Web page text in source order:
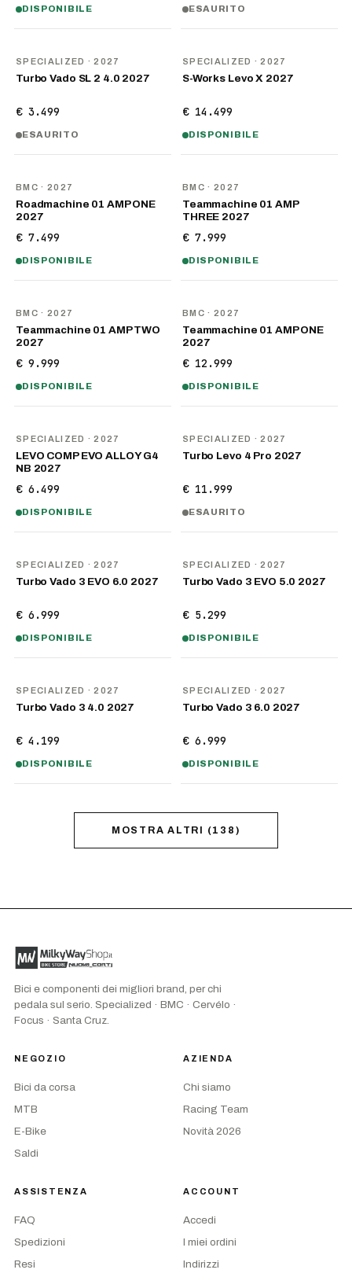
DISPONIBILE ESAURITO
SPECIALIZED · 2027
Turbo Vado SL 2 4.0 2027
€ 3.499
ESAURITO
SPECIALIZED · 2027
S-Works Levo X 2027
€ 14.499
DISPONIBILE
BMC · 2027
Roadmachine 01 AMP ONE
2027
€ 7.499
DISPONIBILE
BMC · 2027
Teammachine 01 AMP
THREE 2027
€ 7.999
DISPONIBILE
BMC · 2027
Teammachine 01 AMP TWO
2027
€ 9.999
DISPONIBILE
BMC · 2027
Teammachine 01 AMP ONE
2027
€ 12.999
DISPONIBILE
SPECIALIZED · 2027
LEVO COMP EVO ALLOY G4
NB 2027
€ 6.499
DISPONIBILE
SPECIALIZED · 2027
Turbo Levo 4 Pro 2027
€ 11.999
ESAURITO
SPECIALIZED · 2027
Turbo Vado 3 EVO 6.0 2027
€ 6.999
DISPONIBILE
SPECIALIZED · 2027
Turbo Vado 3 EVO 5.0 2027
€ 5.299
DISPONIBILE
SPECIALIZED · 2027
Turbo Vado 3 4.0 2027
€ 4.199
DISPONIBILE
SPECIALIZED · 2027
Turbo Vado 3 6.0 2027
€ 6.999
DISPONIBILE
MOSTRA ALTRI (138 )
Bici e componenti dei migliori brand, per chi
pedala sul serio. Specialized · BMC · Cervélo ·
Focus · Santa Cruz.
NEGOZIO
Bici da corsa
MTB
E-Bike
Saldi
AZIENDA
Chi siamo
Racing Team
Novità 2026
ASSISTENZA
FAQ
Spedizioni
Resi
ACCOUNT
Accedi
I miei ordini
Indirizzi